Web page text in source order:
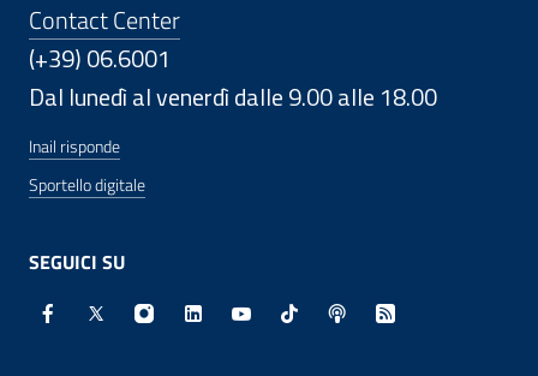
Contact Center
(+39) 06.6001
Dal lunedì al venerdì dalle 9.00 alle 18.00
Inail risponde
Sportello digitale
SEGUICI SU
Facebook - Sito esterno - Apertura in nuova finestra
X - Sito esterno - Apertura in nuova finestra
Instagram - Sito esterno - Apertura in
Linkedin - Sito esterno - Apertura in
Youtube - Sito esterno -
TikTok - Sito esterno -
Spreaker - Sito
Feed RSS -